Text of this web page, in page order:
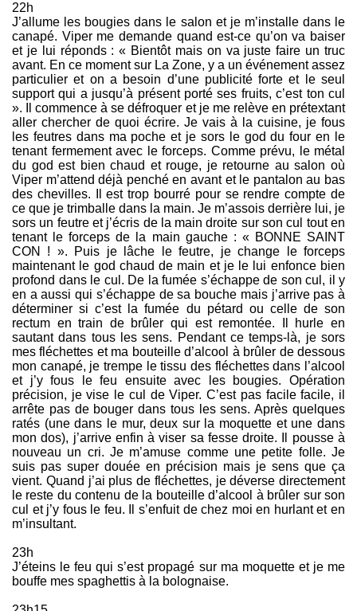
22h
J’allume les bougies dans le salon et je m’installe dans le
canapé. Viper me demande quand est-ce qu’on va baiser
et je lui réponds : « Bientôt mais on va juste faire un truc
avant. En ce moment sur La Zone, y a un événement assez
particulier et on a besoin d’une publicité forte et le seul
support qui a jusqu’à présent porté ses fruits, c’est ton cul
». Il commence à se défroquer et je me relève en prétextant
aller chercher de quoi écrire. Je vais à la cuisine, je fous
les feutres dans ma poche et je sors le god du four en le
tenant fermement avec le forceps. Comme prévu, le métal
du god est bien chaud et rouge, je retourne au salon où
Viper m’attend déjà penché en avant et le pantalon au bas
des chevilles. Il est trop bourré pour se rendre compte de
ce que je trimballe dans la main. Je m’assois derrière lui, je
sors un feutre et j’écris de la main droite sur son cul tout en
tenant le forceps de la main gauche : « BONNE SAINT
CON ! ». Puis je lâche le feutre, je change le forceps
maintenant le god chaud de main et je le lui enfonce bien
profond dans le cul. De la fumée s’échappe de son cul, il y
en a aussi qui s’échappe de sa bouche mais j’arrive pas à
déterminer si c’est la fumée du pétard ou celle de son
rectum en train de brûler qui est remontée. Il hurle en
sautant dans tous les sens. Pendant ce temps-là, je sors
mes fléchettes et ma bouteille d’alcool à brûler de dessous
mon canapé, je trempe le tissu des fléchettes dans l’alcool
et j’y fous le feu ensuite avec les bougies. Opération
précision, je vise le cul de Viper. C’est pas facile facile, il
arrête pas de bouger dans tous les sens. Après quelques
ratés (une dans le mur, deux sur la moquette et une dans
mon dos), j’arrive enfin à viser sa fesse droite. Il pousse à
nouveau un cri. Je m’amuse comme une petite folle. Je
suis pas super douée en précision mais je sens que ça
vient. Quand j’ai plus de fléchettes, je déverse directement
le reste du contenu de la bouteille d’alcool à brûler sur son
cul et j’y fous le feu. Il s’enfuit de chez moi en hurlant et en
m’insultant.
23h
J’éteins le feu qui s’est propagé sur ma moquette et je me
bouffe mes spaghettis à la bolognaise.